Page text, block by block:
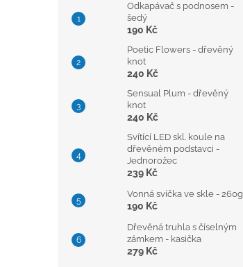
Odkapávač s podnosem -
šedý
190 Kč
Poetic Flowers - dřevěný
knot
240 Kč
Sensual Plum - dřevěný
knot
240 Kč
Svítící LED skl. koule na
dřevěném podstavci -
Jednorožec
239 Kč
Vonná svíčka ve skle - 260g
190 Kč
Dřevěná truhla s číselným
zámkem - kasička
279 Kč